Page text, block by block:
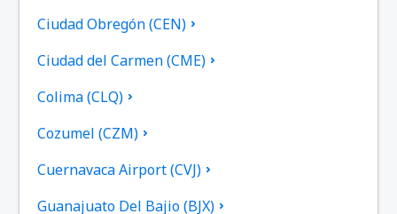
Ciudad Obregón (CEN)
Ciudad del Carmen (CME)
Colima (CLQ)
Cozumel (CZM)
Cuernavaca Airport (CVJ)
Guanajuato Del Bajio (BJX)